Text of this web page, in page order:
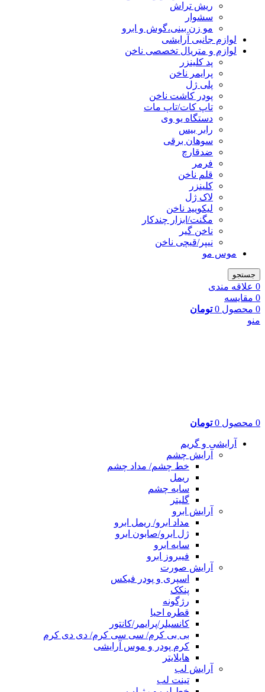
ریش تراش
سشوار
مو زن بینی،گوش و ابرو
لوازم جانبی آرایشی
لوازم و متریال تخصصی ناخن
پد کلینزر
پرایمر ناخن
پلی ژل
پودر کاشت ناخن
تاپ کات/تاپ مات
دستگاه یو وی
رابر بیس
سوهان برقی
ضدقارچ
فرمر
قلم ناخن
کلینزر
لاک ژل
لیکوييد ناخن
مگنت/ابزار چندکار
ناخن گیر
نیپر/قیچی ناخن
موس مو
جستجو
0 علاقه مندی
0 مقایسه
0 محصول 0 تومان
منو
0 محصول 0 تومان
آرایشی و گریم
آرایش چشم
خط چشم/ مداد چشم
ریمل
سایه چشم
گلیتر
آرایش ابرو
مداد ابرو/ ریمل ابرو
ژل ابرو/صابون ابرو
سایه ابرو
فیبروز ابرو
آرایش صورت
اسپری و پودر فیکس
پنکک
رژگونه
قطره احیا
کانسیلر/پرایمر/کانتور
بی بی کرم/ سی سی کرم/ دی دی کرم
کرم پودر و موس آرایشی
هایلایتر
آرایش لب
تینت لب